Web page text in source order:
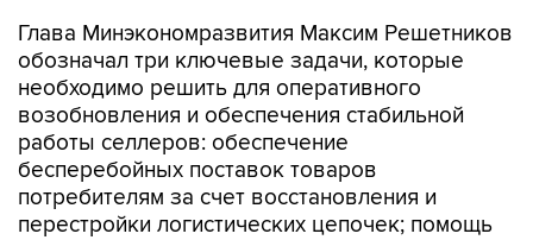
Глава Минэкономразвития Максим Решетников
обозначал три ключевые задачи, которые
необходимо решить для оперативного
возобновления и обеспечения стабильной
работы селлеров: обеспечение
бесперебойных поставок товаров
потребителям за счет восстановления и
перестройки логистических цепочек; помощь